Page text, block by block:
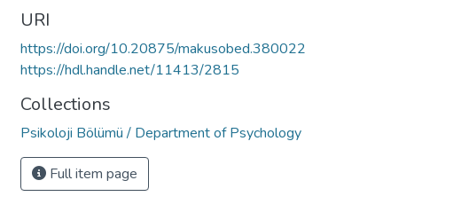
URI
https://doi.org/10.20875/makusobed.380022
https://hdl.handle.net/11413/2815
Collections
Psikoloji Bölümü / Department of Psychology
Full item page